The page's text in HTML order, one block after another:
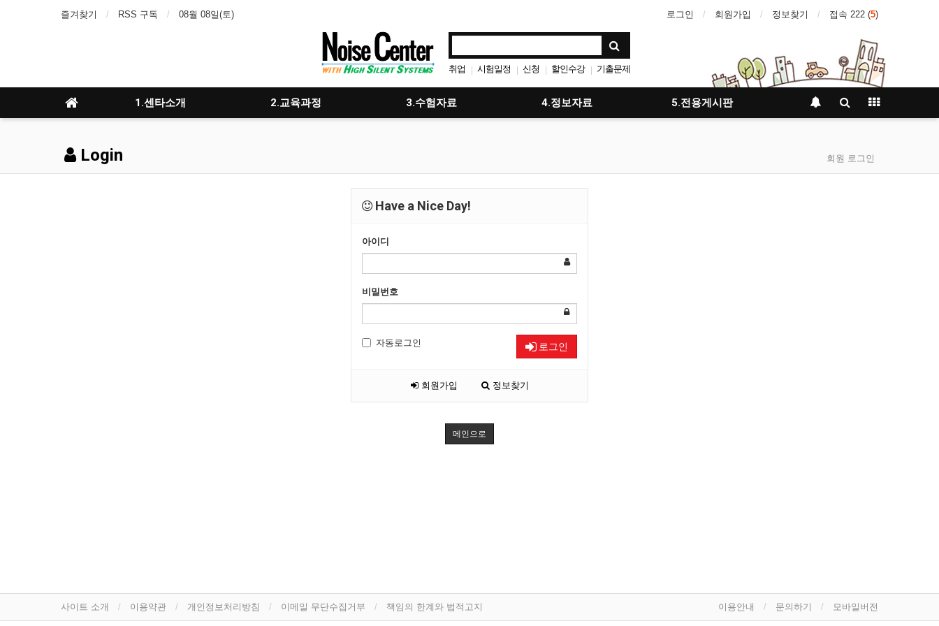
즐겨찾기 RSS 구독 08월 08일(토) 로그인 회원가입 정보찾기 접속 222 (5)
취업 | 시험일정 | 신청 | 할인수강 | 기출문제
| |
1.센타소개 2.교육과정 3.수험자료 4.정보자료 5.전용게시판
Login 회원 로그인
Have a Nice Day!
아이디
비밀번호
자동로그인 로그인
회원가입 정보찾기
메인으로
사이트 소개 이용약관 개인정보처리방침 이메일 무단수집거부 책임의 한계와 법적고지 이용안내 문의하기 모바일버전